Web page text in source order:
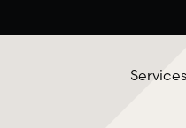
Services